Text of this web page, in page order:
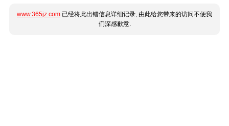
www.365jz.com 已经将此出错信息详细记录, 由此给您带来的访问不便我
们深感歉意.